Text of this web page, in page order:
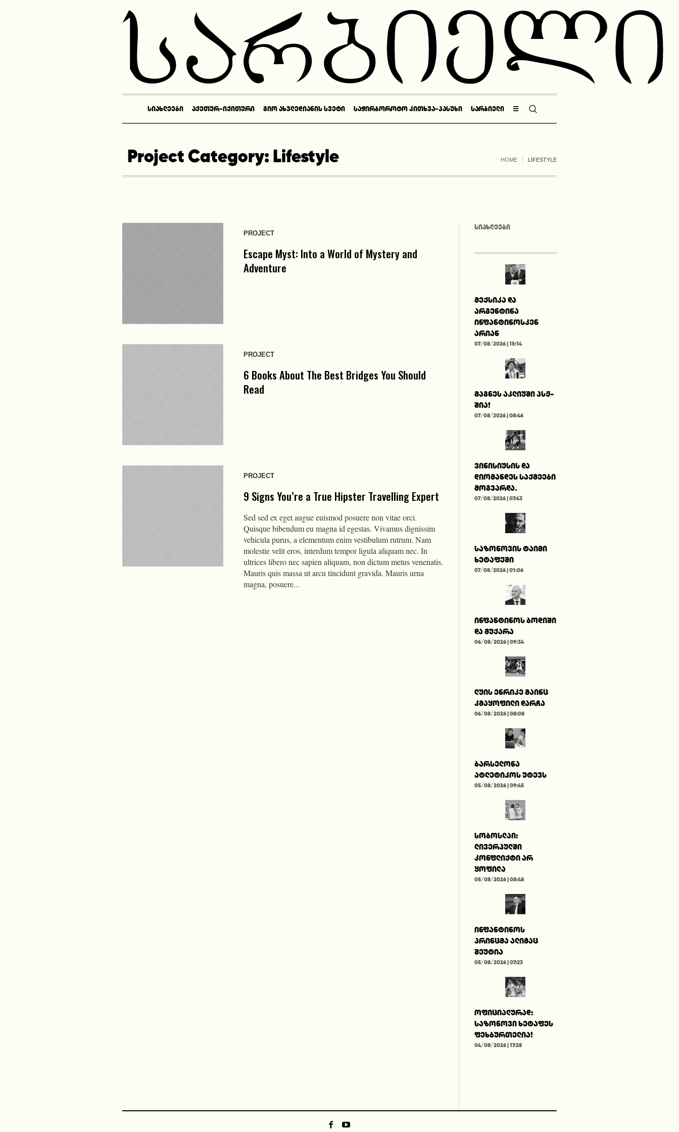
ᲡᲘᲐᲮᲚᲔᲔᲑᲘ ᲐᲥᲔᲗᲣᲠ-ᲘᲥᲘᲗᲣᲠᲘ ᲒᲘᲝ ᲐᲮᲕᲚᲔᲓᲘᲐᲜᲘᲡ ᲡᲕᲔᲢᲘ ᲡᲐᲭᲘᲠᲑᲝᲠᲝᲢᲝ ᲙᲘᲗᲮᲕᲐ-ᲞᲐᲡᲣᲮᲘ ᲡᲐᲠᲑᲘᲔᲚᲘ ☰
Project Category: Lifestyle HOME LIFESTYLE
PROJECT
Escape Myst: Into a World of Mystery and
Adventure
PROJECT
6 Books About The Best Bridges You Should
Read
PROJECT
9 Signs You’re a True Hipster Travelling Expert
Sed sed ex eget augue euismod posuere non vitae orci.
Quisque bibendum eu magna id egestas. Vivamus dignissim
vehicula purus, a elementum enim vestibulum rutrum. Nam
molestie velit eros, interdum tempor ligula aliquam nec. In
ultrices libero nec sapien aliquam, non dictum metus venenatis.
Mauris quis massa ut arcu tincidunt gravida. Mauris urna
magna, posuere...
ᲡᲘᲐᲮᲚᲔᲔᲑᲘ
მექსიკა და
არგენტინა
ინფანტინოსკენ
არიან
07/08/2026 | 15:14
მაგნეს აკლიუში პსჟ-
შია!
07/08/2026 | 08:46
ვინისიუსის და
დიომანდეს საქმეები
მოგვარდა.
07/08/2026 | 07:43
საზონოვის ტაიმი
ხეტაფეში
07/08/2026 | 01:06
ინფანტინოს ბოდიში
და მუქარა
06/08/2026 | 09:34
ლუის ენრიკე მაინც
კმაყოფილი დარჩა
06/08/2026 | 08:08
ბარსელონა
ატლეტიკოს უტევს
05/08/2026 | 09:45
სობოსლაი:
ლივერპულში
კონფლიქტი არ
ყოფილა
05/08/2026 | 08:48
ინფანტინოს
პრინცმა ალიმაც
შეუტია
05/08/2026 | 07:23
ოფიციალურად:
საზონოვი ხეტაფეს
ფეხბურთელია!
04/08/2026 | 17:28